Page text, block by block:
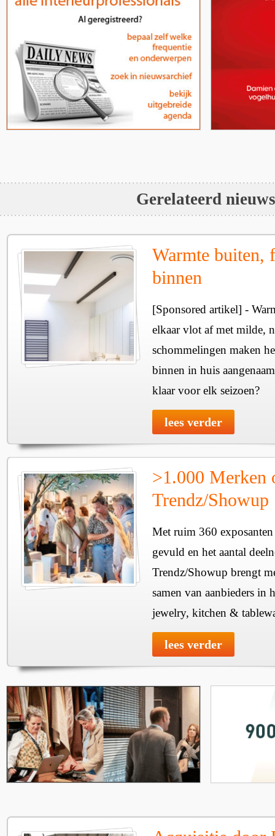
Gerelateerd nieuws
Warmte buiten,
binnen
[Sponsored artikel] -
elkaar vlot af met milde,
schommelingen maken
binnen in huis
klaar voor elk seizoen?
lees verder
>1.000 Merken
Trendz/Showup
Met ruim 360
gevuld en het aantal
Trendz/Showup brengt
samen van aanbieders in
jewelry, kitchen &
lees verder